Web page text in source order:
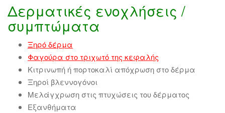
Δερματικές ενοχλήσεις /
συμπτώματα
Ξηρό δέρμα
Φαγούρα στο τριχωτό της κεφαλής
Κιτρινωπή ή πορτοκαλί απόχρωση στο δέρμα
Ξηροί βλεννογόνοι
Μελάγχρωση στις πτυχώσεις του δέρματος
Εξανθήματα